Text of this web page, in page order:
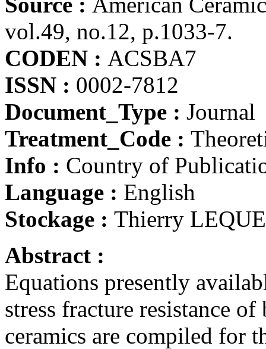
vol.49, no.12, p.1033-7.
CODEN : ACSBA7
ISSN : 0002-7812
Document_Type : Journal
Treatment_Code :
Info : Country of
Language : English
Stockage : Thierry
Abstract :
Equations presently
stress fracture resistance
ceramics are compiled for